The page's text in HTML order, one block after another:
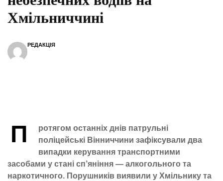
Хмільниччині
РЕДАКЦІЯ
П
ротягом останніх днів патрульні
поліцейські Вінниччини зафіксували два
випадки керування транспортними
засобами у стані сп’яніння — алкогольного та
наркотичного. Порушників виявили у Хмільнику та